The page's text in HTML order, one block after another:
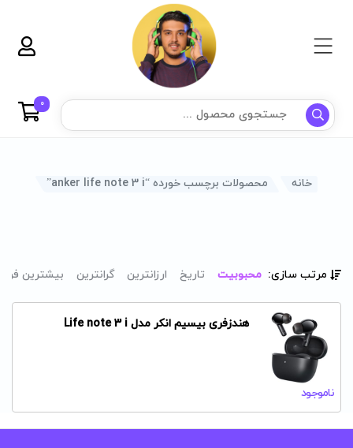
0
خانه محصولات برچسب خورده “anker life note 3 i”
مرتب سازی: محبوبیت تاریخ ارزانترین گرانترین بیشترین
هندزفری بیسیم انکر مدل Life note 3 i
ناموجود